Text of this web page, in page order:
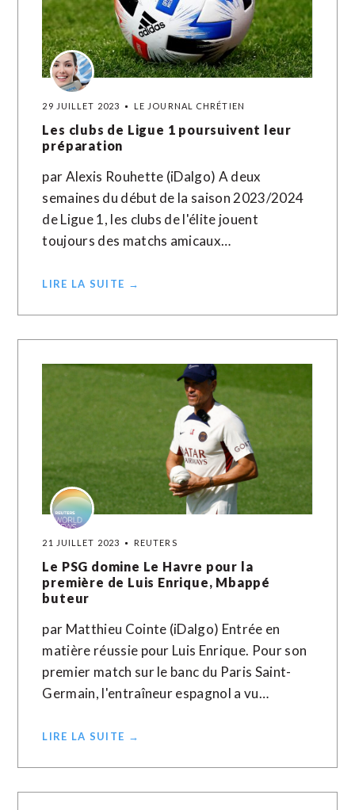
29 JUILLET 2023 LE JOURNAL CHRÉTIEN
Les clubs de Ligue 1 poursuivent leur
préparation
par Alexis Rouhette (iDalgo) A deux
semaines du début de la saison 2023/2024
de Ligue 1, les clubs de l'élite jouent
toujours des matchs amicaux…
LIRE LA SUITE →
21 JUILLET 2023 REUTERS
Le PSG domine Le Havre pour la
première de Luis Enrique, Mbappé
buteur
par Matthieu Cointe (iDalgo) Entrée en
matière réussie pour Luis Enrique. Pour son
premier match sur le banc du Paris Saint-
Germain, l'entraîneur espagnol a vu…
LIRE LA SUITE →